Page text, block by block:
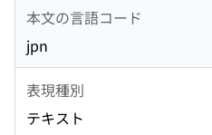
本文の言語コード
jpn
表現種別
テキスト